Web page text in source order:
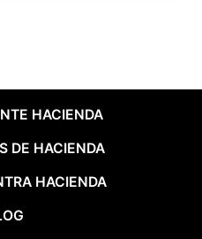
HACIENDA
DE HACIENDA
HACIENDA